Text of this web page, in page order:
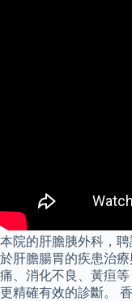
本院的肝膽胰外科，
於肝膽腸胃的疾患治
痛、消化不良、黃疸
更精確有效的診斷。